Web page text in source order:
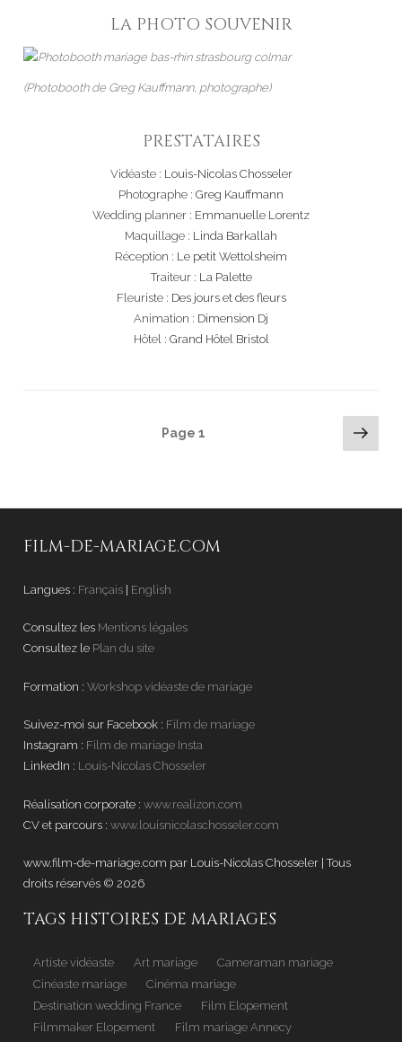
LA PHOTO SOUVENIR
(Photobooth de Greg Kauffmann, photographe)
PRESTATAIRES
Vidéaste : Louis-Nicolas Chosseler
Photographe : Greg Kauffmann
Wedding planner : Emmanuelle Lorentz
Maquillage : Linda Barkallah
Réception : Le petit Wettolsheim
Traiteur : La Palette
Fleuriste : Des jours et des fleurs
Animation : Dimension Dj
Hôtel : Grand Hôtel Bristol
Page 1
FILM-DE-MARIAGE.COM
Langues : Français English
Consultez les Mentions légales
Consultez le Plan du site
Formation : Workshop vidéaste de mariage
Suivez-moi sur Facebook : Film de mariage
Instagram : Film de mariage Insta
LinkedIn : Louis-Nicolas Chosseler
Réalisation corporate : www.realizon.com
CV et parcours : www.louisnicolaschosseler.com
www.film-de-mariage.com par Louis-Nicolas Chosseler | Tous
droits réservés © 2026
TAGS HISTOIRES DE MARIAGES
Artiste vidéaste Art mariage
Cameraman mariage
Cinéaste mariage
Cinéma mariage
Destination wedding France
Film Elopement
Filmmaker Elopement
Film mariage Annecy